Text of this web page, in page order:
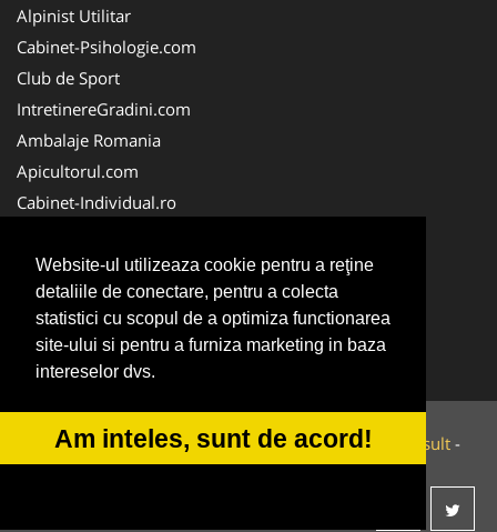
Website-ul utilizeaza cookie pentru a reţine
detaliile de conectare, pentru a colecta
statistici cu scopul de a optimiza functionarea
site-ului si pentru a furniza marketing in baza
intereselor dvs.
Am inteles, sunt de acord!
Alpinist Utilitar
Cabinet-Psihologie.com
Club de Sport
IntretinereGradini.com
Ambalaje Romania
Apicultorul.com
Cabinet-Individual.ro
FirmaDeratizare.ro
InstructorScoalaAuto.ro
SalonFrizerieCanina.com
Scoala-Auto.com.ro
© 2014-2026 Powered byVilonMedia&Tokaido Consult -